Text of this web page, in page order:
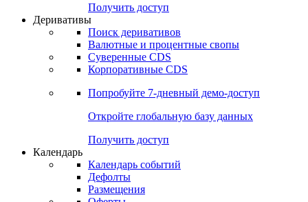
Получить доступ
Деривативы
Поиск деривативов
Валютные и процентные свопы
Суверенные CDS
Корпоративные CDS
Попробуйте 7-дневный демо-доступ
Откройте глобальную базу данных
Получить доступ
Календарь
Календарь событий
Дефолты
Размещения